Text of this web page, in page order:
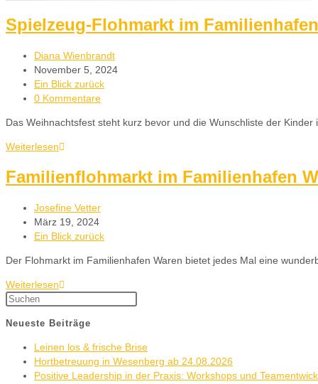
Spielzeug-Flohmarkt im
Diana Wienbrandt
November 5, 2024
Ein Blick zurück
0 Kommentare
Das Weihnachtsfest steht kurz bevor und die Wunschliste der
Weiterlesen
Familienflohmarkt im Familienhafen
Josefine Vetter
März 19, 2024
Ein Blick zurück
Der Flohmarkt im Familienhafen Waren bietet jedes Mal eine
Weiterlesen
Neueste Beiträge
Leinen los & frische Brise
Hortbetreuung in Wesenberg ab 24.08.2026
Positive Leadership in der Praxis: Workshops und